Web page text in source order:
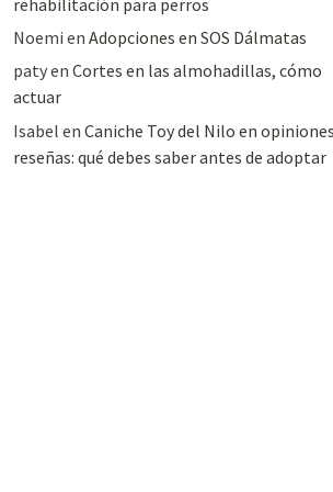
Noemi en Adopciones en SOS Dálmatas
patyen Cortes en las almohadillas, cómo
actuar
Isabel en Caniche Toy del Nilo en
reseñas: qué debes saber antes de adoptar